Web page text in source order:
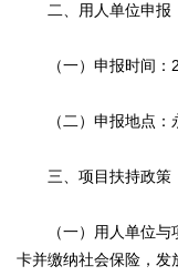
二、用人单位申报
（一）申报时间：
（二）申报地点：
三、项目扶持政策
（一）用人单位与
卡并缴纳社会保险，发